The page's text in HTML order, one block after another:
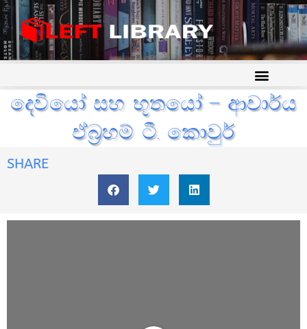
දෙවියෝ සහ භූතයෝ – ආචාර්ය
ඒබ්‍රහම් ටී. කොවුර්
SHARE